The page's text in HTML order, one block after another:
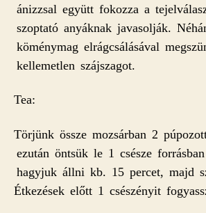
ánizzsal együtt fokozza a
szoptató anyáknak javasolják. Néh
köménymag elrágcsálásával
kellemetlen szájszagot.
Tea:
Törjünk össze mozsárban 2
ezután öntsük le 1 csésze
hagyjuk állni kb. 15 percet, majd
Étkezések előtt 1 csészényit